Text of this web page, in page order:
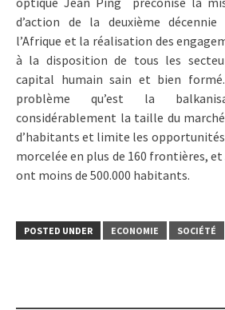
d’action de la deuxième
l’Afrique et la réalisation des
à la disposition de tous les
capital humain sain et bien
problème qu’est la
considérablement la taille du
d’habitants et limite les opportunités
morcelée en plus de 160 frontières,
ont moins de 500.000 habitants.
POSTED UNDER ECONOMIE SOCIÉTÉ